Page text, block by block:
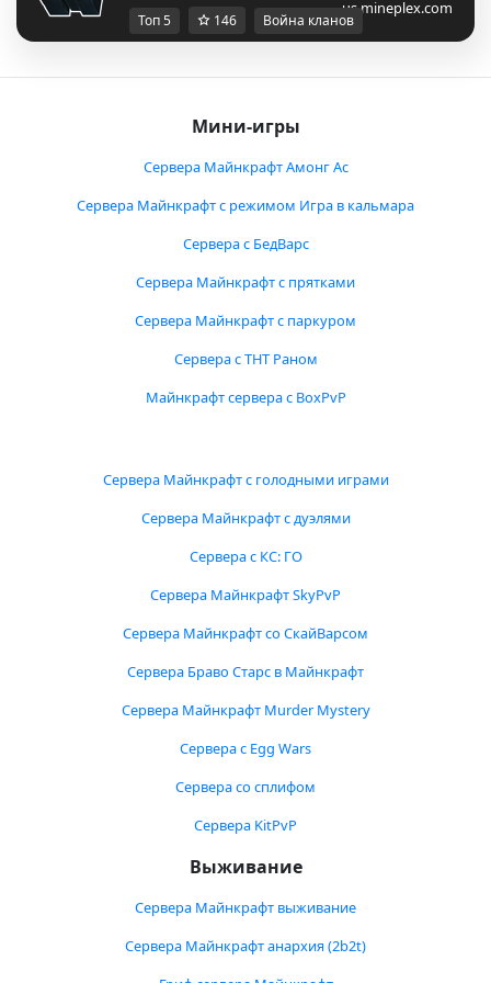
us.mineplex.com
Топ 5 146 Война кланов
Мини-игры
Сервера Майнкрафт Амонг Ас
Сервера Майнкрафт с режимом Игра в кальмара
Сервера с БедВарс
Сервера Майнкрафт с прятками
Сервера Майнкрафт с паркуром
Сервера с ТНТ Раном
Майнкрафт сервера с BoxPvP
Сервера Майнкрафт с голодными играми
Сервера Майнкрафт с дуэлями
Сервера с КС: ГО
Сервера Майнкрафт SkyPvP
Сервера Майнкрафт со СкайВарсом
Сервера Браво Старс в Майнкрафт
Сервера Майнкрафт Murder Mystery
Сервера с Egg Wars
Сервера со сплифом
Сервера KitPvP
Выживание
Сервера Майнкрафт выживание
Сервера Майнкрафт анархия (2b2t)